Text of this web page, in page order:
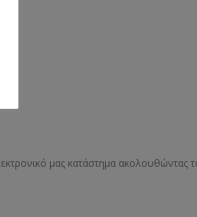
μας κατάστημα ακολουθώντας